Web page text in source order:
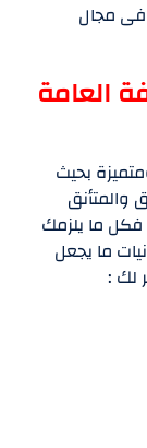
مجال
العامة
بحيث
والمتأنق
ما يلزمك
ما يجعل
لك :